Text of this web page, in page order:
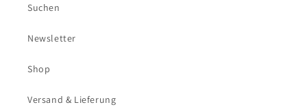
Suchen
Newsletter
Shop
Versand & Lieferung